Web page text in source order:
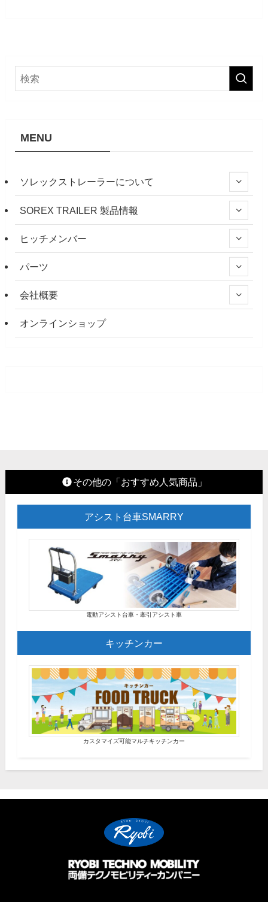
MENU
ソレックストレーラーについて
SOREX TRAILER 製品情報
ヒッチメンバー
パーツ
会社概要
オンラインショップ
その他の「おすすめ人気商品」
アシスト台車SMARRY
電動アシスト台車・牽引アシスト車
キッチンカー
カスタマイズ可能マルチキッチンカー